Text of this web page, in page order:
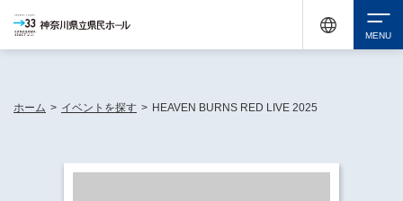
ホーム > イベントを探す > HEAVEN BURNS RED LIVE 2025